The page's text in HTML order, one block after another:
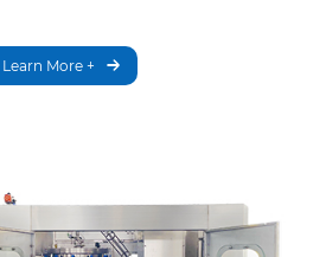
Learn More +